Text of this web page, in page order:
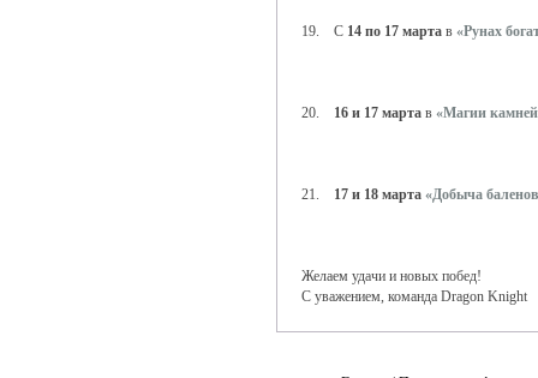
19. С 14 по 17 марта в «Рунах
20. 16 и 17 марта в «Магии
21. 17 и 18 марта «Добыча
Желаем удачи и новых побед!
С уважением, команда Dragon Knight